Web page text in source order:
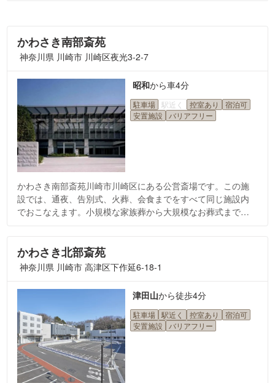
かわさき南部斎苑
神奈川県 川崎市 川崎区夜光3-2-7
昭和から車4分
駐車場 駅近く 控室あり
宿泊可
安置施設
バリアフリー
かわさき南部斎苑川崎市川崎区にある公営斎場です。この施
設では、通夜、告別式、火葬、会食までをすべて同じ施設内
でおこなえます。小規模な家族葬から大規模なお葬式まで、
かわさき北部斎苑
神奈川県 川崎市 高津区下作延6-18-1
津田山から徒歩4分
駐車場 駅近く 控室あり
宿泊可
安置施設
バリアフリー